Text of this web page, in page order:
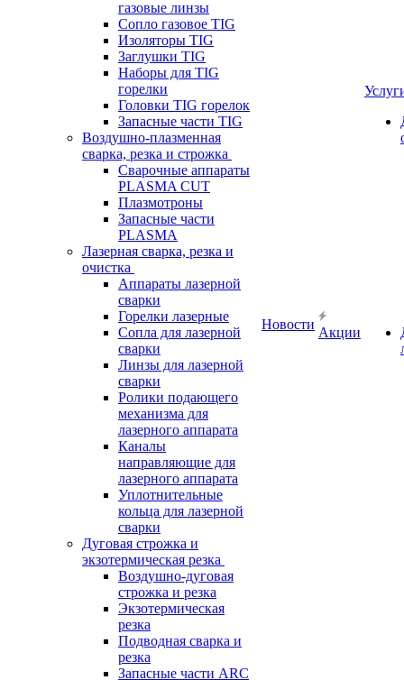
газовые линзы
Сопло газовое TIG
Изоляторы TIG
Заглушки TIG
Наборы для TIG
горелки
Головки TIG горелок
Запасные части TIG
Воздушно-плазменная
сварка, резка и строжка
Сварочные аппараты
PLASMA CUT
Плазмотроны
Запасные части
PLASMA
Лазерная сварка, резка и
очистка
Аппараты лазерной
сварки
Горелки лазерные
Сопла для лазерной
сварки
Линзы для лазерной
сварки
Ролики подающего
механизма для
лазерного аппарата
Каналы
направляющие для
лазерного аппарата
Уплотнительные
кольца для лазерной
сварки
Дуговая строжка и
экзотермическая резка
Воздушно-дуговая
строжка и резка
Экзотермическая
резка
Подводная сварка и
резка
Запасные части ARC
Новости
Акции